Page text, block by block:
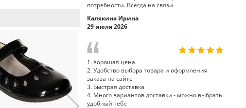
потребности. Всегда на связи.
Калякина Ирина
29 июля 2026
1. Хорошая цена
2. Удобство выбора товара и оформления
заказа на сайте
3. Быстрая доставка
4. Много вариантов доставки - можно выбрать
удобный тебе